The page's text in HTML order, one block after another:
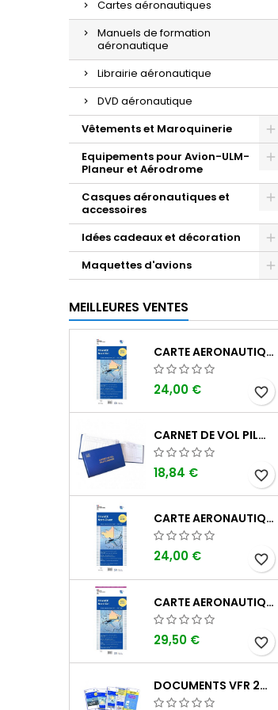
Cartes aéronautiques
Manuels de formation
aéronautique
Librairie aéronautique
DVD aéronautique
Vêtements et Maroquinerie
Equipements pour Avion-ULM-
Planeur et Aérodrome
Casques aéronautiques et
accessoires
Idées cadeaux et décoration
Maquettes d'avions
MEILLEURES VENTES
CARTE AERONAUTIQUE OACI SIA FRANCE NORD EST 2026 AU 1/500 000
24,00 € favorite_border
CARNET DE VOL PILOTE EASA "AVIONS/HÉLICOPTÈRES" DGAC
18,84 € favorite_border
CARTE AERONAUTIQUE OACI SIA FRANCE NORD OUEST 2026 AU 1/500 000
24,00 € favorite_border
CARTE AERONAUTIQUE OACI SIA FRANCE NORD EST 2026 PLASTIFIÉE AU 1/500 000
29,50 € favorite_border
DOCUMENTS VFR 2026 SIA EDITION 1